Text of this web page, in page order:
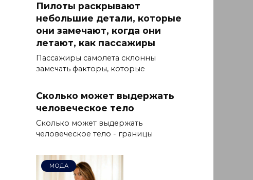
Пилоты раскрывают
небольшие детали, которые
они замечают, когда они
летают, как пассажиры
Пассажиры самолета склонны
замечать факторы, которые
Сколько может выдержать
человеческое тело
Сколько может выдержать
человеческое тело - границы
МОДА